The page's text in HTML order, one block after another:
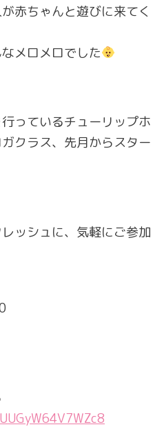
赤ちゃんと遊びに来てく
メロメロでした
っているチューリップホ
クラス、先月からスター
ッシュに、気軽にご参加